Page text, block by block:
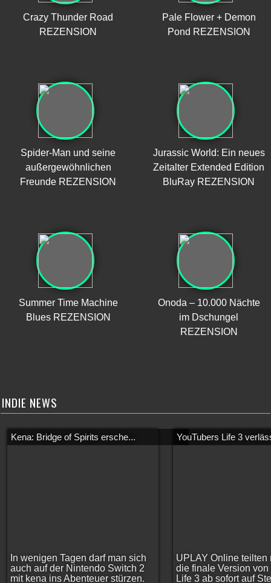
Crazy Thunder Road
REZENSION
Pale Flower + Demon
Pond REZENSION
Spider-Man und seine
außergewöhnlichen
Freunde REZENSION
Jurassic World: Ein neues
Zeitalter Extended Edition
BluRay REZENSION
Summer Time Machine
Blues REZENSION
Onoda – 10.000 Nächte
im Dschungel
REZENSION
INDIE NEWS
Kena: Bridge of Spirits ersche...
In wenigen Tagen darf man sich
auch auf der Nintendo Switch 2
mit kena ins Abenteuer stürzen.
YouTubers Life 3
UPLAY Online teilten
die finale Version von
Life 3 ab sofort auf